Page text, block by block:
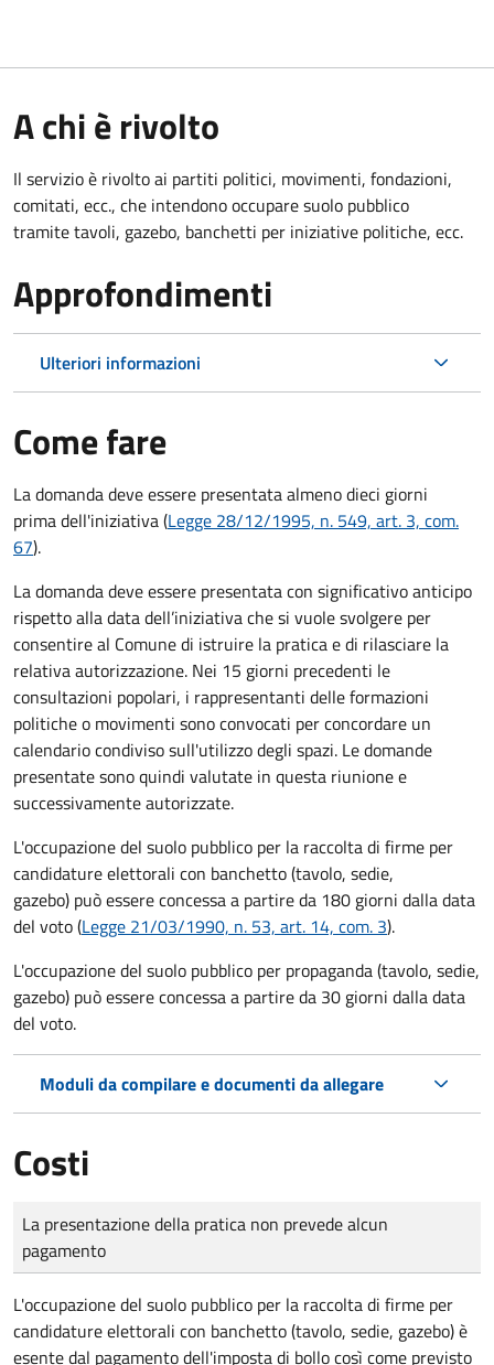
A chi è rivolto
Il servizio è rivolto ai partiti politici, movimenti, fondazioni,
comitati, ecc., che intendono occupare suolo pubblico
tramite tavoli, gazebo, banchetti per iniziative politiche, ecc.
Approfondimenti
Ulteriori informazioni
Come fare
La domanda deve essere presentataalmeno dieci giorni
primadell'iniziativa (Legge 28/12/1995, n. 549, art. 3, com.
67).
La domanda deve essere presentata con significativo anticipo
rispetto alla data dell’iniziativa che si vuole svolgere per
consentire al Comune di istruire la pratica e di rilasciare la
relativa autorizzazione. Nei 15 giorni precedenti le
consultazioni popolari, i rappresentanti delle formazioni
politiche o movimenti sono convocati per concordare un
calendario condiviso sull'utilizzo degli spazi. Le domande
presentate sono quindi valutate in questa riunione e
successivamente autorizzate.
L'occupazione del suolo pubblico per la raccolta di firme per
candidature elettorali con banchetto (tavolo, sedie,
gazebo) può essere concessa a partire da 180 giorni dalla data
del voto (Legge 21/03/1990, n. 53, art. 14, com. 3).
L'occupazione del suolo pubblico per propaganda (tavolo, sedie,
gazebo) può essere concessa a partire da 30 giorni dalla data
del voto.
Moduli da compilare e documenti da allegare
Costi
Tipo di pagamento
Importo
La presentazione della pratica non prevede alcun
pagamento
L'occupazione del suolo pubblico per la raccolta di firme per
candidature elettorali con banchetto (tavolo, sedie, gazebo) è
esente dal pagamento dell'imposta di bollo così come previsto